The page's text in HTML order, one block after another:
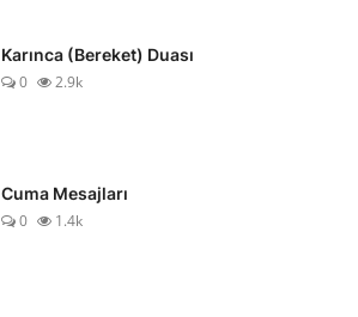
Karınca (Bereket) Duası
0
2.9k
Cuma Mesajları
0
1.4k